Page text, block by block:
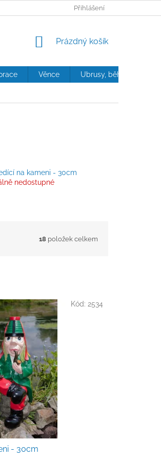
Přihlášení
NÁKUPNÍ
Prázdný košík
Věnce Ubrusy, běhouny,
na kameni - 30cm
nedostupné
18 položek celkem
- 30cm
Kód: 2534